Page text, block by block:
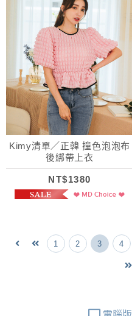
Kimy清單／正韓 撞色泡泡布
後綁帶上衣
NT$1380
1 2 3 4